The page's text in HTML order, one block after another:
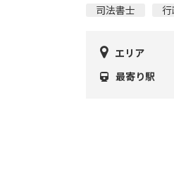
司法書士
エリア
最寄り駅